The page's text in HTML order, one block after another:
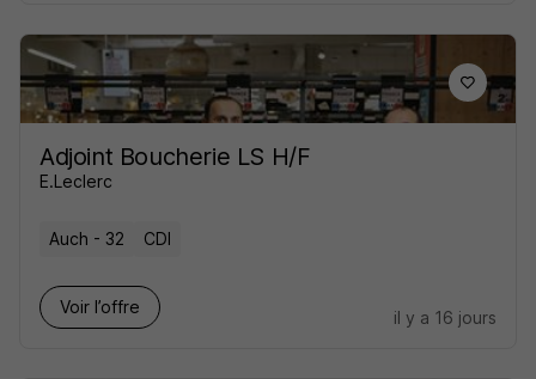
Adjoint Boucherie LS H/F
E.Leclerc
Auch - 32 CDI
Voir l’offre
il y a 16 jours